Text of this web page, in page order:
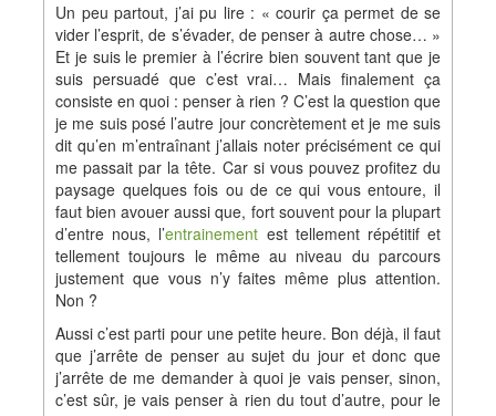
Equipements & Tests
Parcours & Courses
Outils & Réseaux
Un peu partout, j’ai pu lire : « courir ça permet de se
vider l’esprit, de s’évader, de penser à autre chose… »
Et je suis le premier à l’écrire bien souvent tant que je
suis persuadé que c’est vrai… Mais finalement ça
consiste en quoi : penser à rien ? C’est la question que
je me suis posé l’autre jour concrètement et je me suis
dit qu’en m’entraînant j’allais noter précisément ce qui
me passait par la tête. Car si vous pouvez profitez du
paysage quelques fois ou de ce qui vous entoure, il
faut bien avouer aussi que, fort souvent pour la plupart
d’entre nous, l’entrainement est tellement répétitif et
tellement toujours le même au niveau du parcours
justement que vous n’y faites même plus attention.
Non ?
Aussi c’est parti pour une petite heure. Bon déjà, il faut
que j’arrête de penser au sujet du jour et donc que
j’arrête de me demander à quoi je vais penser, sinon,
c’est sûr, je vais penser à rien du tout d’autre, pour le